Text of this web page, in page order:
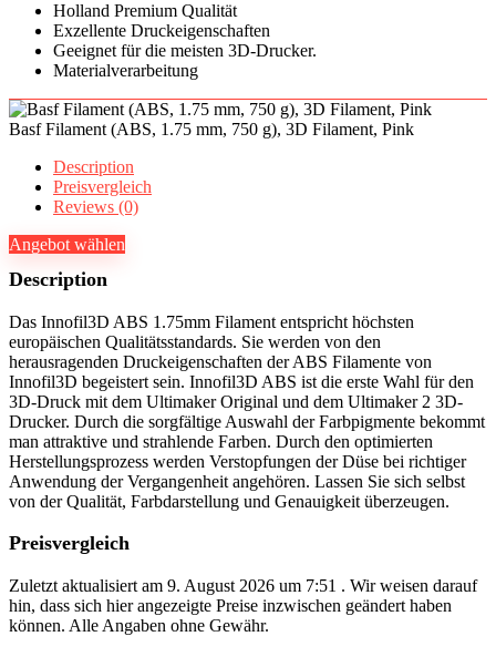
Holland Premium Qualität
Exzellente Druckeigenschaften
Geeignet für die meisten 3D-Drucker.
Materialverarbeitung
Basf Filament (ABS, 1.75 mm, 750 g), 3D Filament, Pink
Description
Preisvergleich
Reviews (0)
Angebot wählen
Description
Das Innofil3D ABS 1.75mm Filament entspricht höchsten
europäischen Qualitätsstandards. Sie werden von den
herausragenden Druckeigenschaften der ABS Filamente von
Innofil3D begeistert sein. Innofil3D ABS ist die erste Wahl für den
3D-Druck mit dem Ultimaker Original und dem Ultimaker 2 3D-
Drucker. Durch die sorgfältige Auswahl der Farbpigmente bekommt
man attraktive und strahlende Farben. Durch den optimierten
Herstellungsprozess werden Verstopfungen der Düse bei richtiger
Anwendung der Vergangenheit angehören. Lassen Sie sich selbst
von der Qualität, Farbdarstellung und Genauigkeit überzeugen.
Preisvergleich
Zuletzt aktualisiert am 9. August 2026 um 7:51 . Wir weisen darauf
hin, dass sich hier angezeigte Preise inzwischen geändert haben
können. Alle Angaben ohne Gewähr.